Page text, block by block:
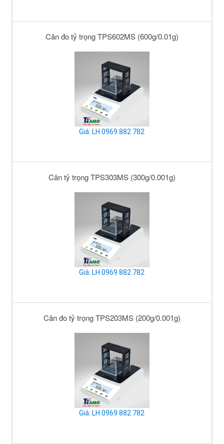
Cân đo tỷ trọng TPS602MS (600g/0.01g)
Giá: LH 0969 882 782
Cân tỷ trọng TPS303MS (300g/0.001g)
Giá: LH 0969 882 782
Cân đo tỷ trọng TPS203MS (200g/0.001g)
Giá: LH 0969 882 782